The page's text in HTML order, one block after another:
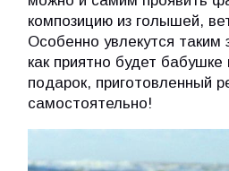
композицию из голышей,
Особенно увлекутся таким
как приятно будет бабушке
подарок, приготовленный
самостоятельно!